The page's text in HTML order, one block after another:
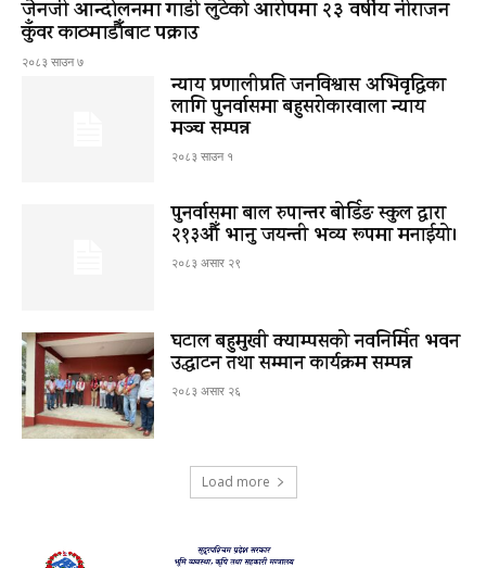
जेनजी आन्दोलनमा गाडी लुटेको आरोपमा २३ वर्षीय नीराजन
कुँवर काठमाडौँबाट पक्राउ
२०८३ साउन ७
न्याय प्रणालीप्रति जनविश्वास अभिवृद्धिका
लागि पुनर्वासमा बहुसरोकारवाला न्याय
मञ्च सम्पन्न
२०८३ साउन १
पुनर्वासमा बाल रुपान्तर बोर्डिङ स्कुल द्धारा
२१३औँ भानु जयन्ती भव्य रूपमा मनाईयो।
२०८३ असार २९
घटाल बहुमुखी क्याम्पसको नवनिर्मित भवन
उद्घाटन तथा सम्मान कार्यक्रम सम्पन्न
२०८३ असार २६
Load more